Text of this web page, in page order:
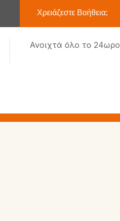
Χρειάζεστε Βοήθεια;
Ανοιχτά όλο το 24ωρο